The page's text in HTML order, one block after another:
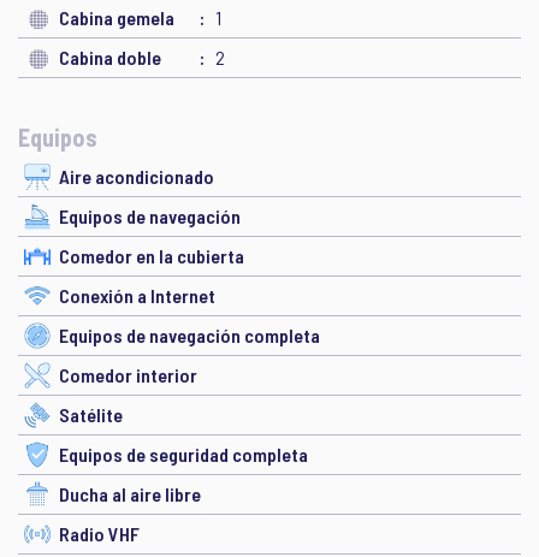
Cabina gemela
1
Cabina doble
2
Equipos
Aire acondicionado
Equipos de navegación
Comedor en la cubierta
Conexión a Internet
Equipos de navegación completa
Comedor interior
Satélite
Equipos de seguridad completa
Ducha al aire libre
Radio VHF